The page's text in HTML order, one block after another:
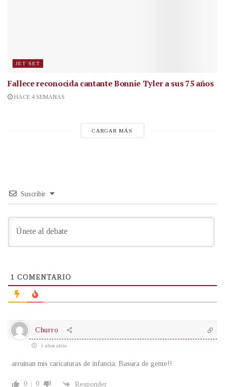
JET SET
Fallece reconocida cantanteBonnie Tyler a sus 75 años
HACE 4 SEMANAS
CARGAR MÁS
Suscribir
1 COMENTARIO
Churro
3 años atrás
arruinan mis caricaturas de infancia. Basura de gente!!
0 0 Responder